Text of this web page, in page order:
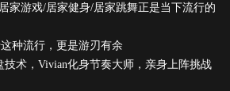
家游戏/居家健身/居家跳舞正是当下流行的
种流行，更是游刃有余
术，Vivian化身节奏大师，亲身上阵挑战